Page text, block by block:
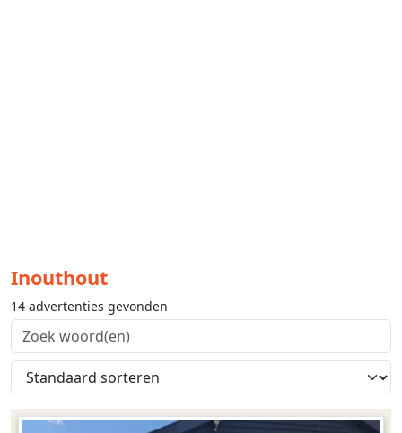
Inouthout
14 advertenties gevonden